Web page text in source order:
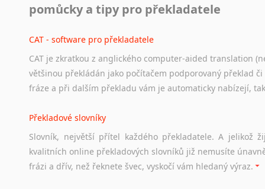
Odkazy poskytující cenné informace nekomerčního
Studium v Austrálii
Soubor odkazů užitečných všem, kteří uvažují o studiu v
a zázemí, australské univerzity a samozřejmě i osobní
Práce v Austrálii
Odkazy poskytující cenné informace nekomerčního
hledat práci na internetu případně osobní zkušenosti
pomůcky a tipy pro překladatele
CAT - software pro překladatele
CAT je zkratkou z anglického computer-aided translation
většinou překládán jako počítačem podporovaný překlad
fráze a při dalším překladu vám je automaticky nabízejí,
Překladové slovníky
Slovník, největší přítel každého překladatele. A jelikož
kvalitních online překladových slovníků již nemusíte
frázi a dřív, než řeknete švec, vyskočí vám hledaný výraz.